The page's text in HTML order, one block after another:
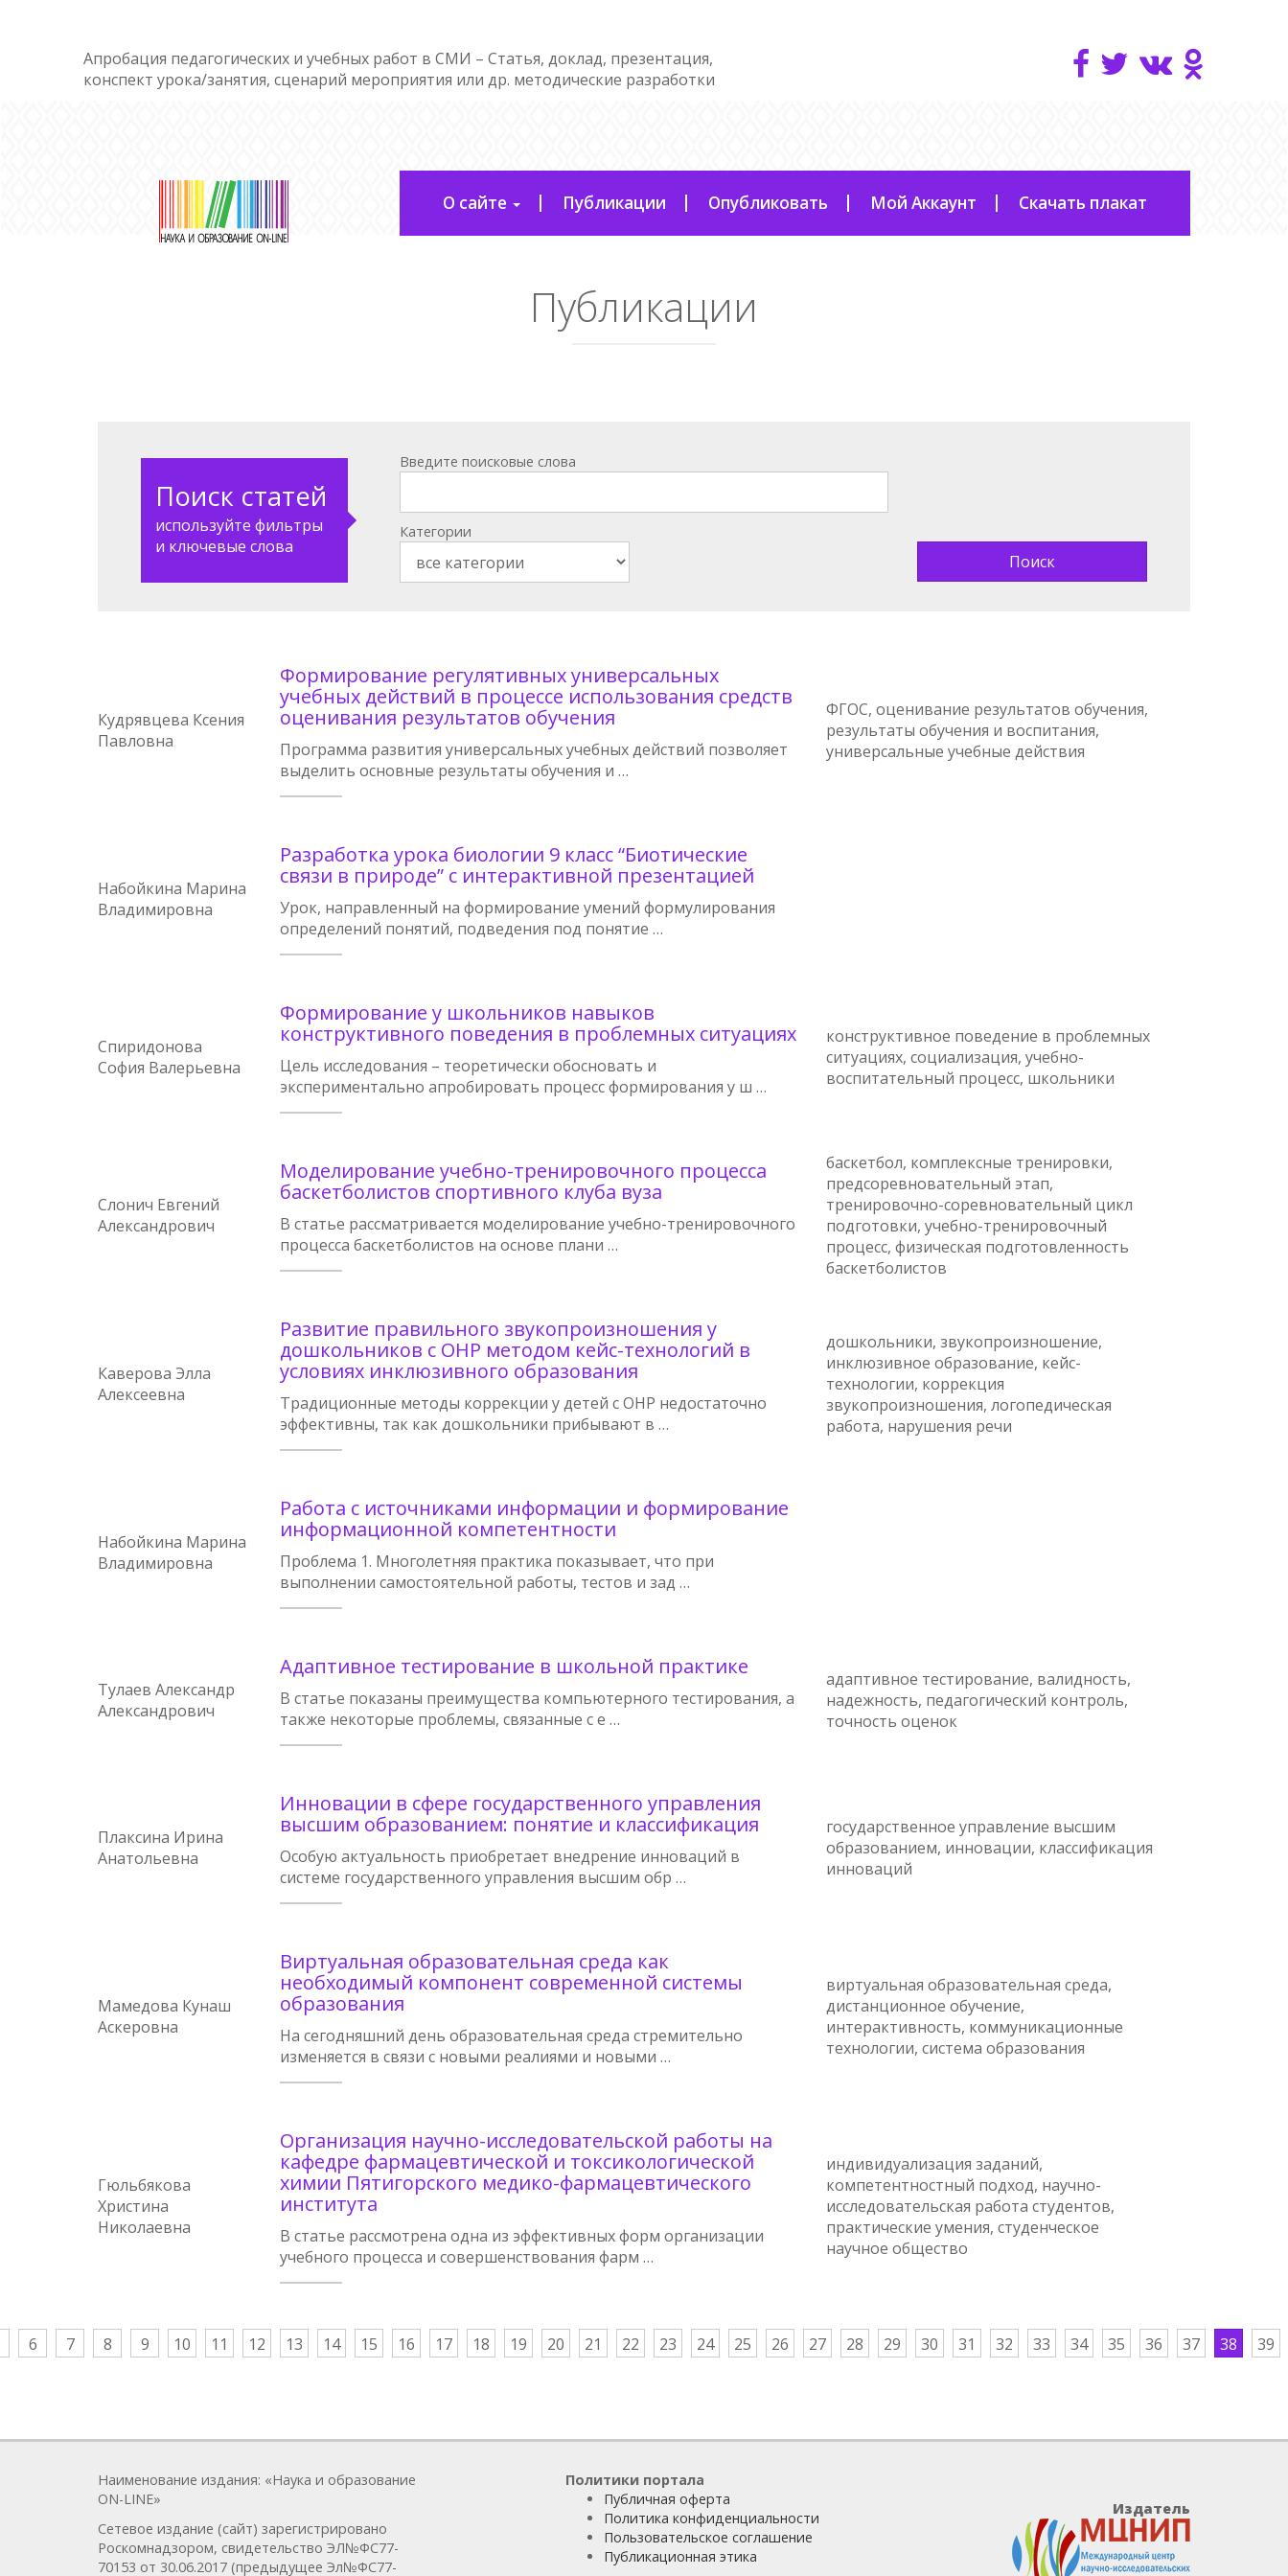
Апробация педагогических и учебных работ в СМИ – Статья, доклад, презентация,
конспект урока/занятия, сценарий мероприятия или др. методические разработки
О сайте Публикации Опубликовать Мой Аккаунт Скачать плакат
Публикации
Поиск статей
используйте фильтры
и ключевые слова
Введите поисковые слова
Категории
Кудрявцева Ксения
Павловна
Формирование регулятивных универсальных
учебных действий в процессе использования средств
оценивания результатов обучения
Программа развития универсальных учебных действий позволяет
выделить основные результаты обучения и …
ФГОС, оценивание результатов обучения,
результаты обучения и воспитания,
универсальные учебные действия
Набойкина Марина
Владимировна
Разработка урока биологии 9 класс “Биотические
связи в природе” с интерактивной презентацией
Урок, направленный на формирование умений формулирования
определений понятий, подведения под понятие …
Спиридонова
София Валерьевна
Формирование у школьников навыков
конструктивного поведения в проблемных ситуациях
Цель исследования – теоретически обосновать и
экспериментально апробировать процесс формирования у ш …
конструктивное поведение в проблемных
ситуациях, социализация, учебно-
воспитательный процесс, школьники
Слонич Евгений
Александрович
Моделирование учебно-тренировочного процесса
баскетболистов спортивного клуба вуза
В статье рассматривается моделирование учебно-тренировочного
процесса баскетболистов на основе плани …
баскетбол, комплексные тренировки,
предсоревновательный этап,
тренировочно-соревновательный цикл
подготовки, учебно-тренировочный
процесс, физическая подготовленность
баскетболистов
Каверова Элла
Алексеевна
Развитие правильного звукопроизношения у
дошкольников с ОНР методом кейс-технологий в
условиях инклюзивного образования
Традиционные методы коррекции у детей с ОНР недостаточно
эффективны, так как дошкольники прибывают в …
дошкольники, звукопроизношение,
инклюзивное образование, кейс-
технологии, коррекция
звукопроизношения, логопедическая
работа, нарушения речи
Набойкина Марина
Владимировна
Работа с источниками информации и формирование
информационной компетентности
Проблема 1. Многолетняя практика показывает, что при
выполнении самостоятельной работы, тестов и зад …
Тулаев Александр
Александрович
Адаптивное тестирование в школьной практике
В статье показаны преимущества компьютерного тестирования, а
также некоторые проблемы, связанные с е …
адаптивное тестирование, валидность,
надежность, педагогический контроль,
точность оценок
Плаксина Ирина
Анатольевна
Инновации в сфере государственного управления
высшим образованием: понятие и классификация
Особую актуальность приобретает внедрение инноваций в
системе государственного управления высшим обр …
государственное управление высшим
образованием, инновации, классификация
инноваций
Мамедова Кунаш
Аскеровна
Виртуальная образовательная среда как
необходимый компонент современной системы
образования
На сегодняшний день образовательная среда стремительно
изменяется в связи с новыми реалиями и новыми …
виртуальная образовательная среда,
дистанционное обучение,
интерактивность, коммуникационные
технологии, система образования
Гюльбякова
Христина
Николаевна
Организация научно-исследовательской работы на
кафедре фармацевтической и токсикологической
химии Пятигорского медико-фармацевтического
института
В статье рассмотрена одна из эффективных форм организации
учебного процесса и совершенствования фарм …
индивидуализация заданий,
компетентностный подход, научно-
исследовательская работа студентов,
практические умения, студенческое
научное общество
6 7 8 9 10 11 12 13 14 15 16 17 18 19 20 21 22 23 24 25 26 27 28 29 30 31 32 33 34 35 36 37 38 39
Наименование издания: «Наука и образование
ON-LINE»
Сетевое издание (сайт) зарегистрировано
Роскомнадзором, свидетельство ЭЛ№ФС77-
70153 от 30.06.2017 (предыдущее Эл№ФC77-
Политики портала
Публичная оферта
Политика конфиденциальности
Пользовательское соглашение
Публикационная этика
Издатель